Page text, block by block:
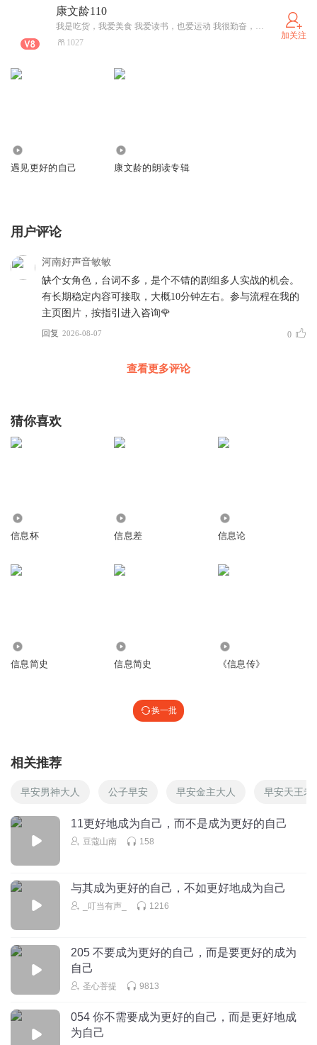
康文龄110
我是吃货，我爱美食 我爱读书，也爱运动 我很勤奋，也很任性 我爱心理，知行合一
1027
加关注
遇见更好的自己 康文龄的朗读专辑
用户评论
河南好声音敏敏
缺个女角色，台词不多，是个不错的剧组多人实战的机会。
有长期稳定内容可接取，大概10分钟左右。参与流程在我的
主页图片，按指引进入咨询🌹
回复 2026-08-07 0
查看更多评论
猜你喜欢
信息杯 信息差 信息论
信息简史 信息简史 《信息传》
换一批
相关推荐
早安男神大人 公子早安 早安金主大人 早安天王老
11更好地成为自己，而不是成为更好的自己
豆蔻山南 158
与其成为更好的自己，不如更好地成为自己
_叮当有声_ 1216
205 不要成为更好的自己，而是要更好的成为
自己
圣心菩提 9813
054 你不需要成为更好的自己，而是更好地成
为自己